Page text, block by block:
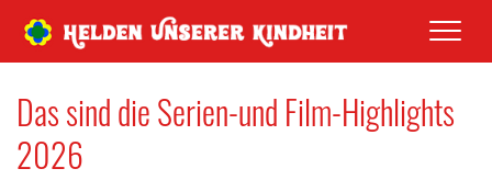
Das sind die Serien-und Film-Highlights
2026